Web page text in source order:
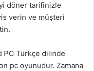
döner tarifinizle
verin ve müşteri
PC Türkçe dilinde
pc oyunudur. Zamana